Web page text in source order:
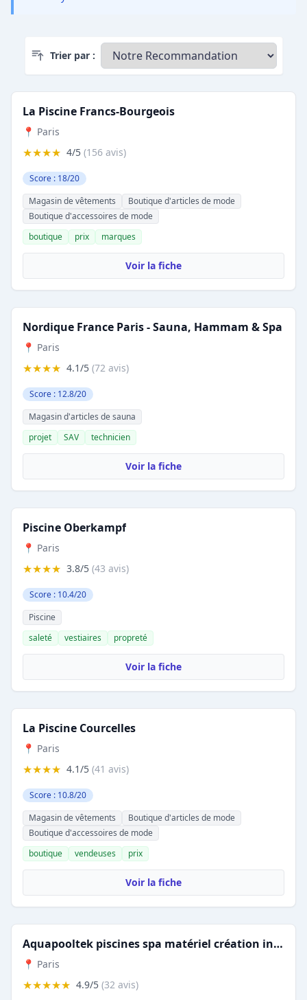
Trier par :
La Piscine Francs-Bourgeois
📍 Paris
★★★★ 4/5 (156 avis)
Score : 18/20
Magasin de vêtements
Boutique d'articles de mode
Boutique d'accessoires de mode
boutique
prix marques
Voir la fiche
Nordique France Paris - Sauna, Hammam & Spa
📍 Paris
★★★★ 4.1/5 (72 avis)
Score : 12.8/20
Magasin d'articles de sauna
projet
SAV technicien
Voir la fiche
Piscine Oberkampf
📍 Paris
★★★★ 3.8/5 (43 avis)
Score : 10.4/20
Piscine
saleté
vestiaires propreté
Voir la fiche
La Piscine Courcelles
📍 Paris
★★★★ 4.1/5 (41 avis)
Score : 10.8/20
Magasin de vêtements
Boutique d'articles de mode
Boutique d'accessoires de mode
boutique
vendeuses prix
Voir la fiche
Aquapooltek piscines spa matériel création installation réparation
📍 Paris
★★★★★ 4.9/5 (32 avis)